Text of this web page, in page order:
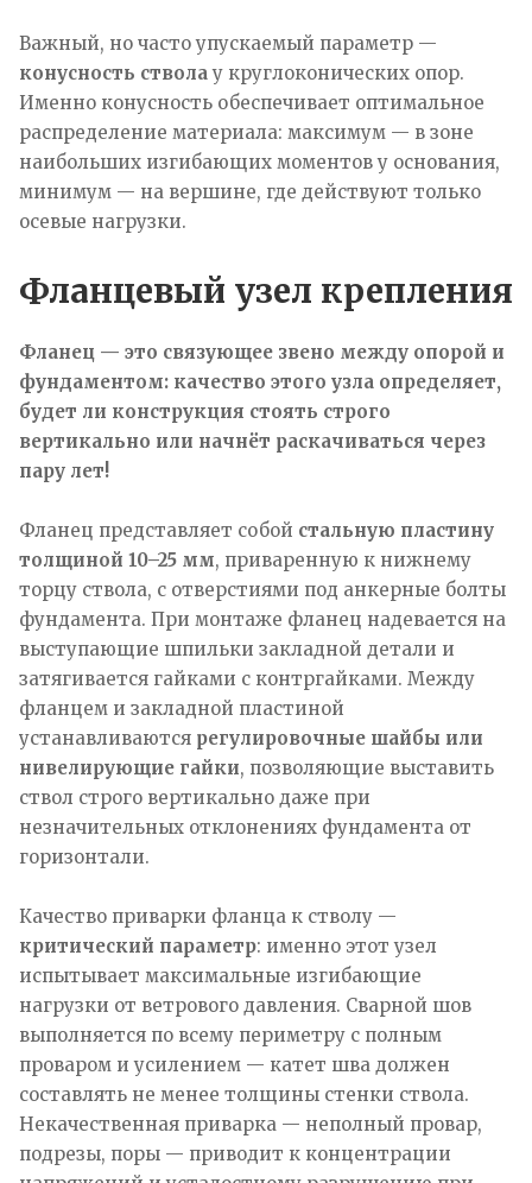
Важный, но часто упускаемый параметр —
конусность стволау круглоконических опор.
Именно конусность обеспечивает оптимальное
распределение материала: максимум — в зоне
наибольших изгибающих моментов у основания,
минимум — на вершине, где действуют только
осевые нагрузки.
Фланцевый узел крепления
Фланец — это связующее звено между опорой и
фундаментом: качество этого узла определяет,
будет ли конструкция стоять строго
вертикально или начнёт раскачиваться через
пару лет!
Фланец представляет собой стальную пластину
толщиной 10–25 мм, приваренную к нижнему
торцу ствола, с отверстиями под анкерные болты
фундамента. При монтаже фланец надевается на
выступающие шпильки закладной детали и
затягивается гайками с контргайками. Между
фланцем и закладной пластиной
устанавливаются регулировочные шайбы или
нивелирующие гайки, позволяющие выставить
ствол строго вертикально даже при
незначительных отклонениях фундамента от
горизонтали.
Качество приварки фланца к стволу —
критический параметр: именно этот узел
испытывает максимальные изгибающие
нагрузки от ветрового давления. Сварной шов
выполняется по всему периметру с полным
проваром и усилением — катет шва должен
составлять не менее толщины стенки ствола.
Некачественная приварка — неполный провар,
подрезы, поры — приводит к концентрации